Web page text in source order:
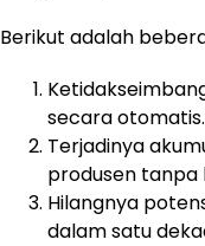
Berikut adalah
secara otomatis.
Terjadinya
produsen tanpa
Hilangnya
dalam satu